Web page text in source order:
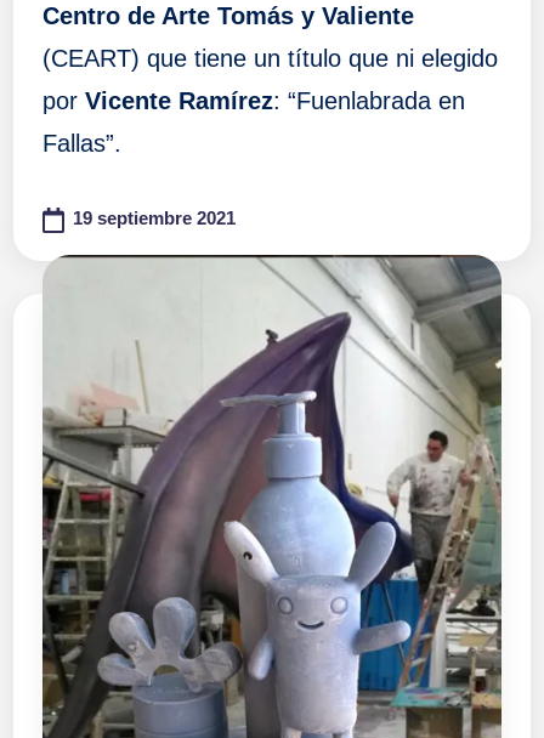
Centro de Arte Tomás y Valiente
(CEART) que tiene un título que ni elegido
por Vicente Ramírez: “Fuenlabrada en
Fallas”.
19 septiembre 2021